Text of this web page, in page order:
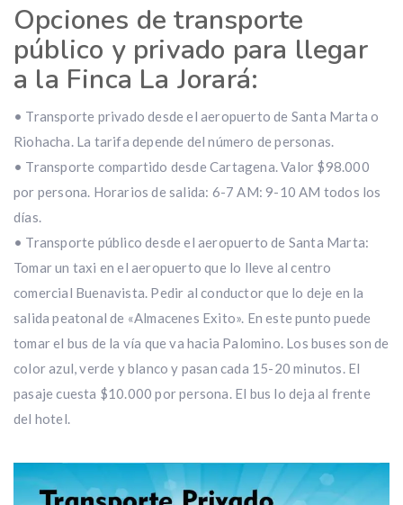
Opciones de transporte
público y privado para llegar
a la Finca La Jorará:
• Transporte privado desde el aeropuerto de Santa Marta o
Riohacha. La tarifa depende del número de personas.
• Transporte compartido desde Cartagena. Valor $98.000
por persona. Horarios de salida: 6-7 AM: 9-10 AM todos los
días.
• Transporte público desde el aeropuerto de Santa Marta:
Tomar un taxi en el aeropuerto que lo lleve al centro
comercial Buenavista. Pedir al conductor que lo deje en la
salida peatonal de «Almacenes Exito». En este punto puede
tomar el bus de la vía que va hacia Palomino. Los buses son de
color azul, verde y blanco y pasan cada 15-20 minutos. El
pasaje cuesta $10.000 por persona. El bus lo deja al frente
del hotel.